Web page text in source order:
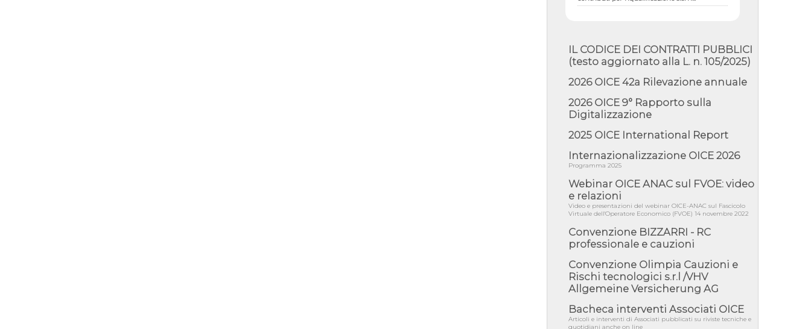
per recepimento norme UE in m...
05/08/26 - DL Infrastrutture e PNRR è legge:
della responsabilità amminist...
05/08/26 - Anac: pubblicata la Relazione
Pubblica Confindustria Professioni ...
05/08/26 - Successo OICE per il bando della
Città metropolitana di Reg...
05/08/26 - Lettera OICE per il bando della
Giunta Regionale della Campa...
elenchi professionisti per ...
04/08/26 - International Sustainable
04/08/26 - CdS, project financing: progetto di
fattibilità da impugnar...
2026: procedimenti penali per ...
IL CODICE DEI CONTRATTI PUBBLICI
(testo aggiornato alla L. n. 105/2025)
2026 OICE 42a Rilevazione annuale
2026 OICE 9° Rapporto sulla
Digitalizzazione
2025 OICE International Report
Internazionalizzazione OICE 2026
Programma 2025
Webinar OICE ANAC sul FVOE: video
e relazioni
Video e presentazioni del webinar OICE-ANAC sul Fascicolo
Virtuale dell'Operatore Economico (FVOE) 14 novembre 2022
Convenzione BIZZARRI - RC
professionale e cauzioni
Convenzione Olimpia Cauzioni e
Rischi tecnologici s.r.l /VHV
Allgemeine Versicherung AG
Bacheca interventi Associati OICE
Articoli e interventi di Associati pubblicati su riviste tecniche e
quotidiani anche on line